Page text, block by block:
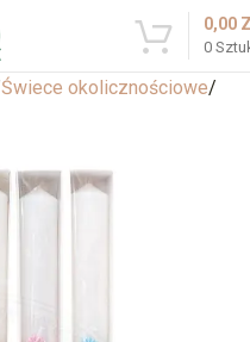
0
0,00
Świece okolicznościowe